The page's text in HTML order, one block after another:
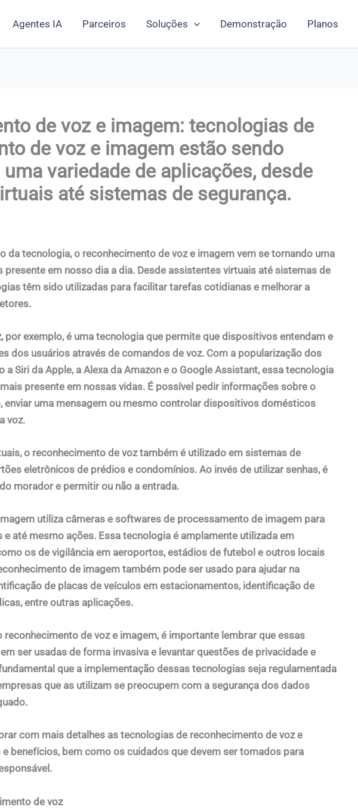
Agentes IA Parceiros Soluções Demonstração Planos
de voz e imagem: tecnologias de
de voz e imagem estão sendo
variedade de aplicações, desde
até sistemas de segurança.
da tecnologia, o reconhecimento de voz e imagem vem se tornando uma
presente em nosso dia a dia. Desde assistentes virtuais até sistemas de
têm sido utilizadas para facilitar tarefas cotidianas e melhorar a
por exemplo, é uma tecnologia que permite que dispositivos entendam e
dos usuários através de comandos de voz. Com a popularização dos
a Siri da Apple, a Alexa da Amazon e o Google Assistant, essa tecnologia
presente em nossas vidas. É possível pedir informações sobre o
enviar uma mensagem ou mesmo controlar dispositivos domésticos
voz.
o reconhecimento de voz também é utilizado em sistemas de
eletrônicos de prédios e condomínios. Ao invés de utilizar senhas, é
morador e permitir ou não a entrada.
utiliza câmeras e softwares de processamento de imagem para
até mesmo ações. Essa tecnologia é amplamente utilizada em
os de vigilância em aeroportos, estádios de futebol e outros locais
de imagem também pode ser usado para ajudar na
de placas de veículos em estacionamentos, identificação de
entre outras aplicações.
de voz e imagem, é importante lembrar que essas
ser usadas de forma invasiva e levantar questões de privacidade e
que a implementação dessas tecnologias seja regulamentada
que as utilizam se preocupem com a segurança dos dados
com mais detalhes as tecnologias de reconhecimento de voz e
benefícios, bem como os cuidados que devem ser tomados para
de voz